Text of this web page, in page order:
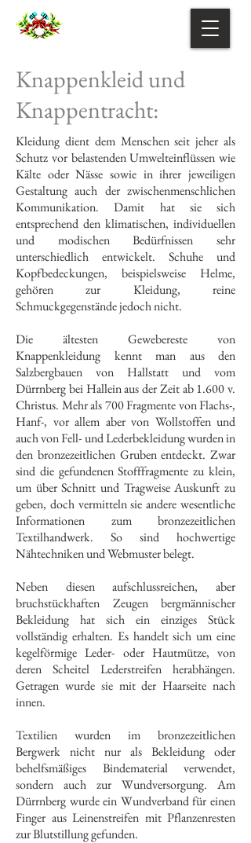
Knappenkleid und
Knappentracht:
Kleidung dient dem Menschen seit jeher als
Schutz vor belastenden Umwelteinflüssen wie
Kälte oder Nässe sowie in ihrer jeweiligen
Gestaltung auch der zwischenmenschlichen
Kommunikation. Damit hat sie sich
entsprechend den klimatischen, individuellen
und modischen Bedürfnissen sehr
unterschiedlich entwickelt. Schuhe und
Kopfbedeckungen, beispielsweise Helme,
gehören zur Kleidung, reine
Schmuckgegenstände jedoch nicht.
Die ältesten Gewebereste von
Knappenkleidung kennt man aus den
Salzbergbauen von Hallstatt und vom
Dürrnberg bei Hallein aus der Zeit ab 1.600 v.
Christus. Mehr als 700 Fragmente von Flachs-,
Hanf-, vor allem aber von Wollstoffen und
auch von Fell- und Lederbekleidung wurden in
den bronzezeitlichen Gruben entdeckt. Zwar
sind die gefundenen Stofffragmente zu klein,
um über Schnitt und Tragweise Auskunft zu
geben, doch vermitteln sie andere wesentliche
Informationen zum bronzezeitlichen
Textilhandwerk. So sind hochwertige
Nähtechniken und Webmuster belegt.
Neben diesen aufschlussreichen, aber
bruchstückhaften Zeugen bergmännischer
Bekleidung hat sich ein einziges Stück
vollständig erhalten. Es handelt sich um eine
kegelförmige Leder- oder Hautmütze, von
deren Scheitel Lederstreifen herabhängen.
Getragen wurde sie mit der Haarseite nach
innen.
Textilien wurden im bronzezeitlichen
Bergwerk nicht nur als Bekleidung oder
behelfsmäßiges Bindematerial verwendet,
sondern auch zur Wundversorgung. Am
Dürrnberg wurde ein Wundverband für einen
Finger aus Leinenstreifen mit Pflanzenresten
zur Blutstillung gefunden.